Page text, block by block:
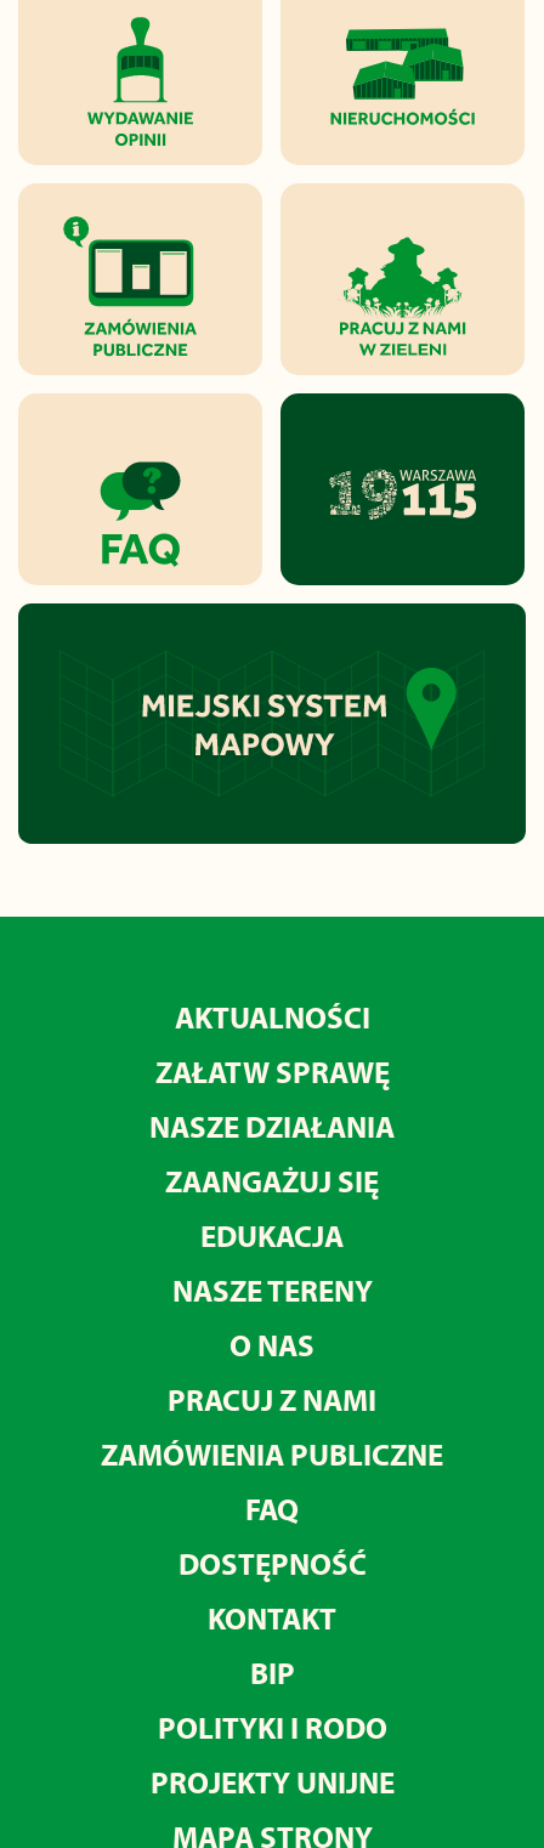
AKTUALNOŚCI
ZAŁATW SPRAWĘ
NASZE DZIAŁANIA
ZAANGAŻUJ SIĘ
EDUKACJA
NASZE TERENY
O NAS
PRACUJ Z NAMI
ZAMÓWIENIA PUBLICZNE
FAQ
DOSTĘPNOŚĆ
KONTAKT
BIP
POLITYKI I RODO
PROJEKTY UNIJNE
MAPA STRONY